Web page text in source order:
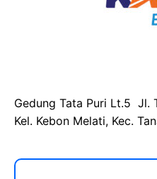
Gedung Tata Puri Lt.5 Jl.
Kel. Kebon Melati, Kec.